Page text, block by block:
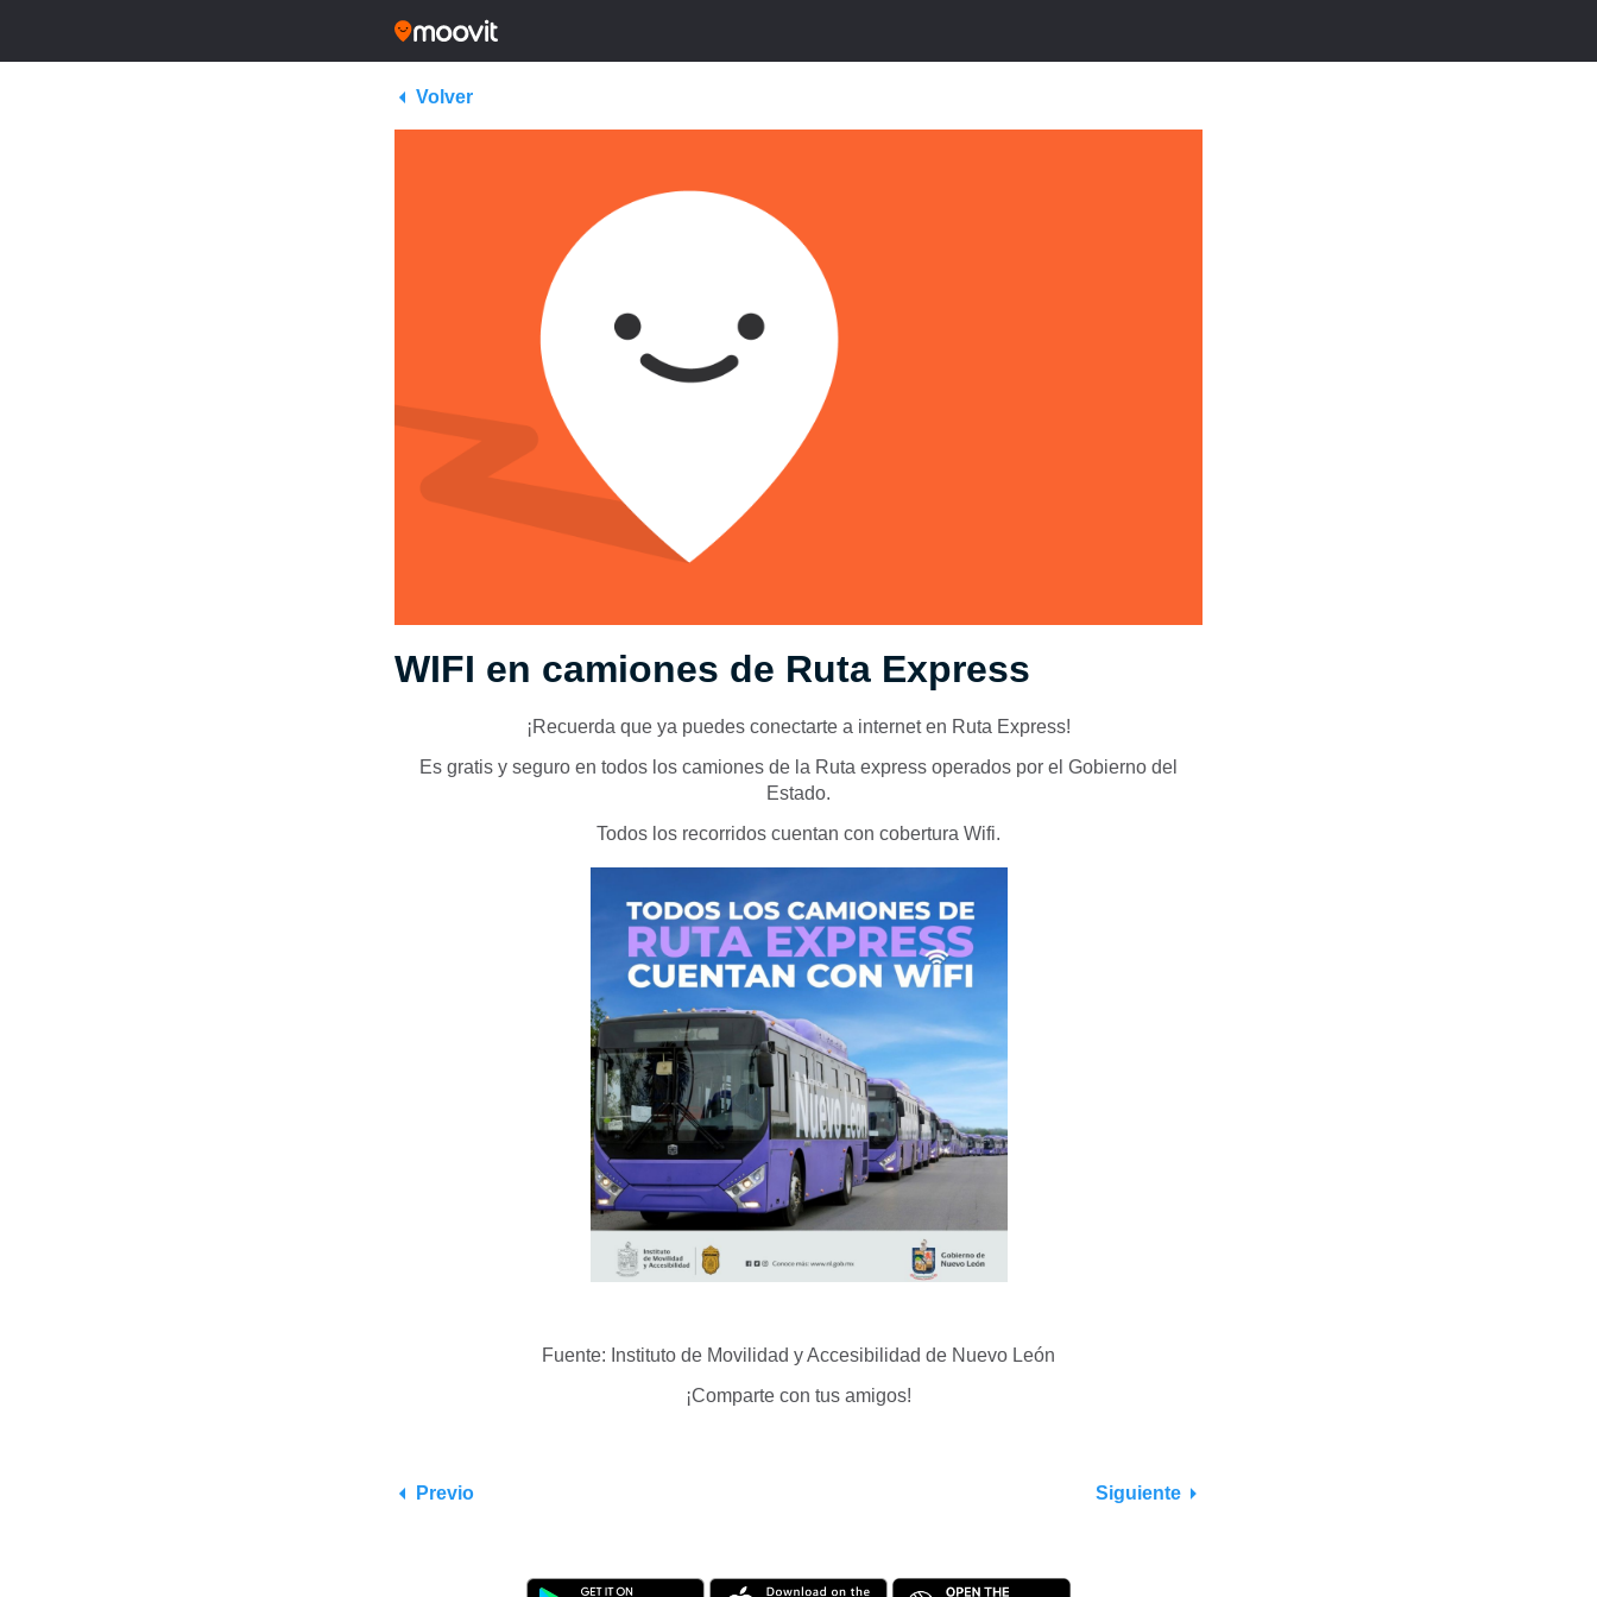
Volver
WIFI en camiones de Ruta Express
¡Recuerda que ya puedes conectarte a internet en Ruta Express!
Es gratis y seguro en todos los camiones de la Ruta express operados por el Gobierno del
Estado.
Todos los recorridos cuentan con cobertura Wifi.
Fuente: Instituto de Movilidad y Accesibilidad de Nuevo León
¡Comparte con tus amigos!
Previo Siguiente